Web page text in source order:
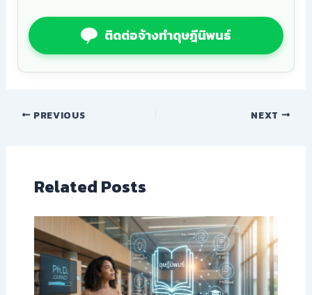
ติดต่อจ้างทำดุษฎีนิพนธ์
PREVIOUS NEXT
Related Posts